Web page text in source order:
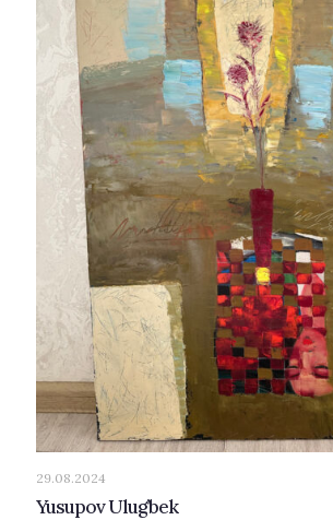
29.08.2024
Yusupov Ulug’bek